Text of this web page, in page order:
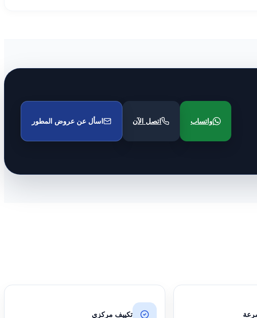
واتساب اتصل الآن اسأل عن عروض المطور
تكييف مركزي